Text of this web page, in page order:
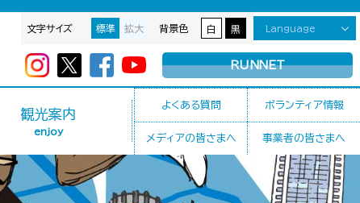
文字サイズ 標準 拡大 背景色 白 黒 Language
RUNNET
観光案内
enjoy
よくある質問 ボランティア情報
メディアの皆さまへ 事業者の皆さまへ